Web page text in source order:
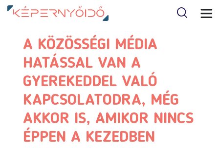
A KÖZÖSSÉGI MÉDIA
HATÁSSAL VAN A
GYEREKEDDEL VALÓ
KAPCSOLATODRA, MÉG
AKKOR IS, AMIKOR NINCS
ÉPPEN A KEZEDBEN